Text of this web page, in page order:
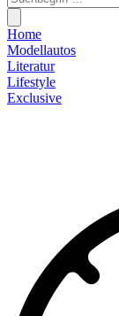
Home
Modellautos
Literatur
Lifestyle
Exclusive